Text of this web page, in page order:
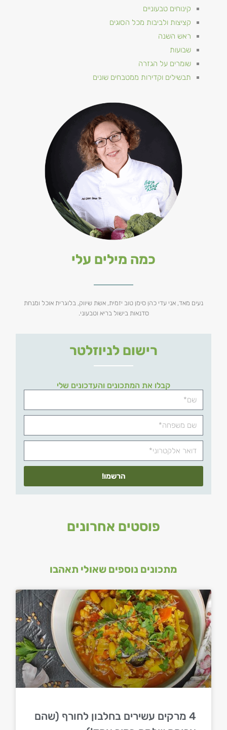
קינוחים טבעוניים
קציצות ולביבות מכל הסוגים
ראש השנה
שבועות
שומרים על הגזרה
תבשילים וקדירות ממטבחים שונים
כמה מילים עלי
נעים מאד, אני עדי כהן סימן טוב יזמית, אשת שיווק, בלוגרית אוכל ומנחת
סדנאות בישול בריא וטבעוני.
רישום לניוזלטר
קבלו את המתכונים והעדכונים שלי
הרשמו!
פוסטים אחרונים
מתכונים נוספים שאולי תאהבו
4 מרקים עשירים בחלבון לחורף (שהם